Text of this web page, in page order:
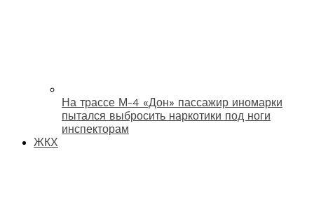
На трассе М-4 «Дон» пассажир иномарки
пытался выбросить наркотики под ноги
инспекторам
ЖКХ